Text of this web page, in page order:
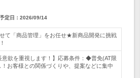
定日： 2026/09/14
て「商品管理」をお任せ★新商品開発に挑戦
意欲を重視します！】応募条件：◆普免(AT限
お客様との関係づくりや、提案などに集中